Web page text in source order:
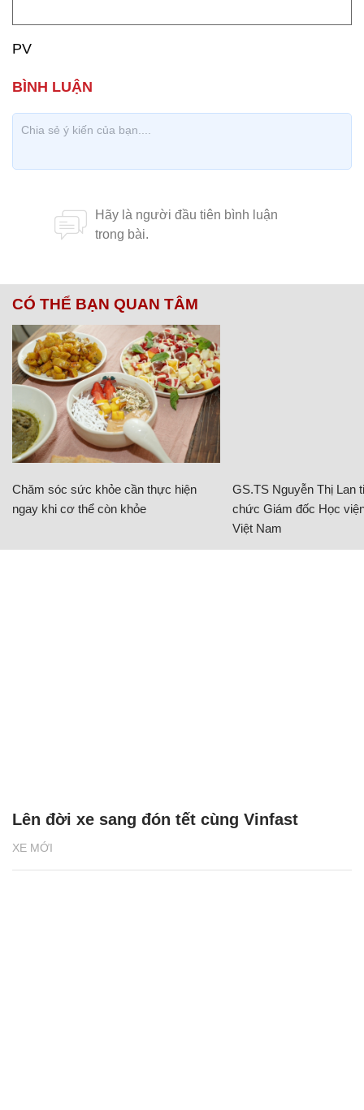
PV
CÓ THỂ BẠN QUAN TÂM
Chăm sóc sức khỏe cần thực hiện
ngay khi cơ thể còn khỏe
GS.TS Nguyễn Thị Lan
chức Giám đốc Học
Việt Nam
XE MỚI
Lên đời xe sang đón tết cùng Vinfast